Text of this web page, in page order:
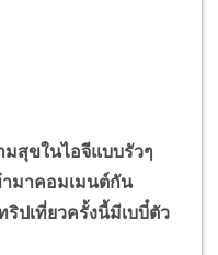
สุขในไอจีแบบรัวๆ
มาคอมเมนต์กัน
ปเที่ยวครั้งนี้มีเบบี๋ตัว